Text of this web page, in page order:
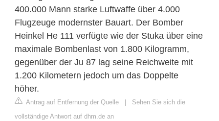
400.000 Mann starke Luftwaffe über 4.000
Flugzeuge modernster Bauart. Der Bomber
Heinkel He 111 verfügte wie der Stuka über eine
maximale Bombenlast von 1.800 Kilogramm,
gegenüber der Ju 87 lag seine Reichweite mit
1.200 Kilometern jedoch um das Doppelte
höher.
Antrag auf Entfernung der Quelle
Sehen Sie sich die
vollständige Antwort auf dhm.de an